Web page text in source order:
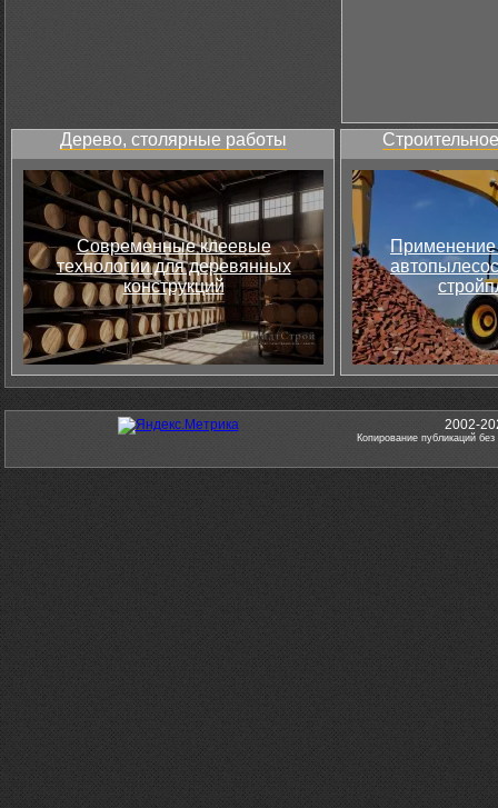
Дерево, столярные работы
Современные клеевые
технологии для деревянных
конструкций
Применение
2002-
Копирование публикаций